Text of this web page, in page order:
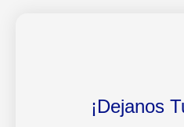
¡Dejanos